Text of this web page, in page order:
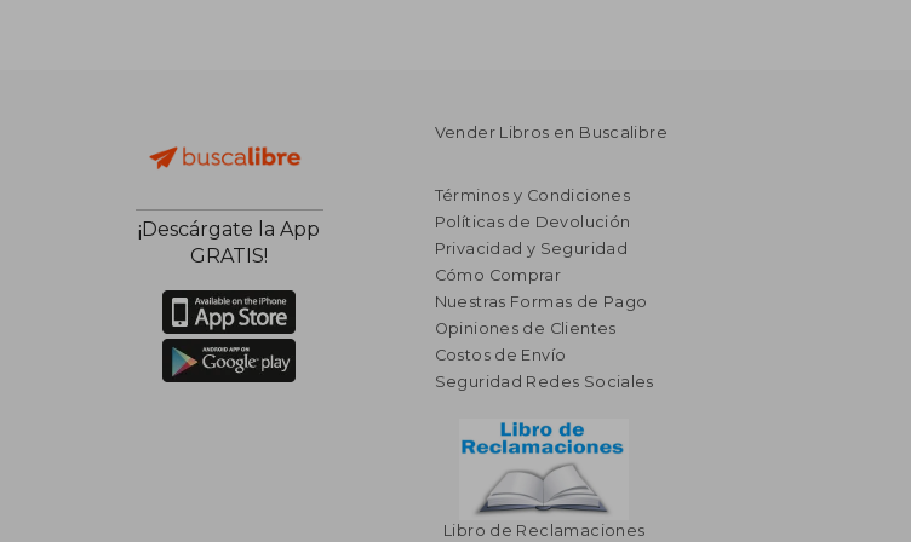
¡Descárgate la App
GRATIS!
Vender Libros en Buscalibre
Términos y Condiciones
Políticas de Devolución
Privacidad y Seguridad
Cómo Comprar
Nuestras Formas de Pago
Opiniones de Clientes
Costos de Envío
Seguridad Redes Sociales
Libro de Reclamaciones